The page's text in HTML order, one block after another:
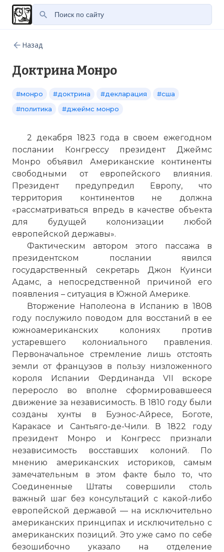
Назад
Доктрина Монро
#монро #доктрина #декларация
#сша
#политика
#джеймс монро
2 декабря 1823 года в своем ежегодном
послании Конгрессу президент Джеймс
Монро объявил Американские континенты
свободными от европейского влияния.
Президент предупредил Европу, что
территория континентов не должна
«рассматриваться впредь в качестве объекта
для будущей колонизации любой
европейской державы».
Фактическим автором этого пассажа в
президентском послании явился
государственный секретарь Джон Куинси
Адамс, а непосредственной причиной его
появления – ситуация в Южной Америке.
Вторжение Наполеона в Испанию в 1808
году послужило поводом для восстаний в ее
южноамериканских колониях против
устаревшего колониального правления.
Первоначальное стремление лишь отстоять
земли от французов в пользу низложенного
короля Испании Фердинанда VII вскоре
переросло во вполне сформировавшееся
движение за независимость. В 1810 году были
созданы хунты в Буэнос-Айресе, Боготе,
Каракасе и Сантьяго-де-Чили. В 1822 году
президент Монро и Конгресс признали
независимость восставших колоний. По
мнению американских историков, самым
замечательным в этом факте было то, что
Соединенные Штаты совершили столь
важный шаг без консультаций с какой-либо
европейской державой — на исключительно
американских принципах и исключительно с
американских позиций. Это уже само по себе
безошибочно указало на отделение